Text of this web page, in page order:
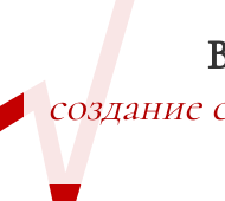
создание